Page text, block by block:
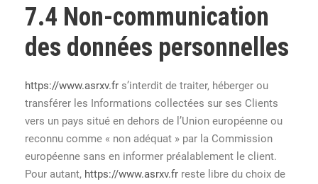
7.4 Non-communication
des données personnelles
https://www.asrxv.fr s’interdit de traiter, héberger ou
transférer les Informations collectées sur ses Clients
vers un pays situé en dehors de l’Union européenne ou
reconnu comme « non adéquat » par la Commission
européenne sans en informer préalablement le client.
Pour autant, https://www.asrxv.fr reste libre du choix de